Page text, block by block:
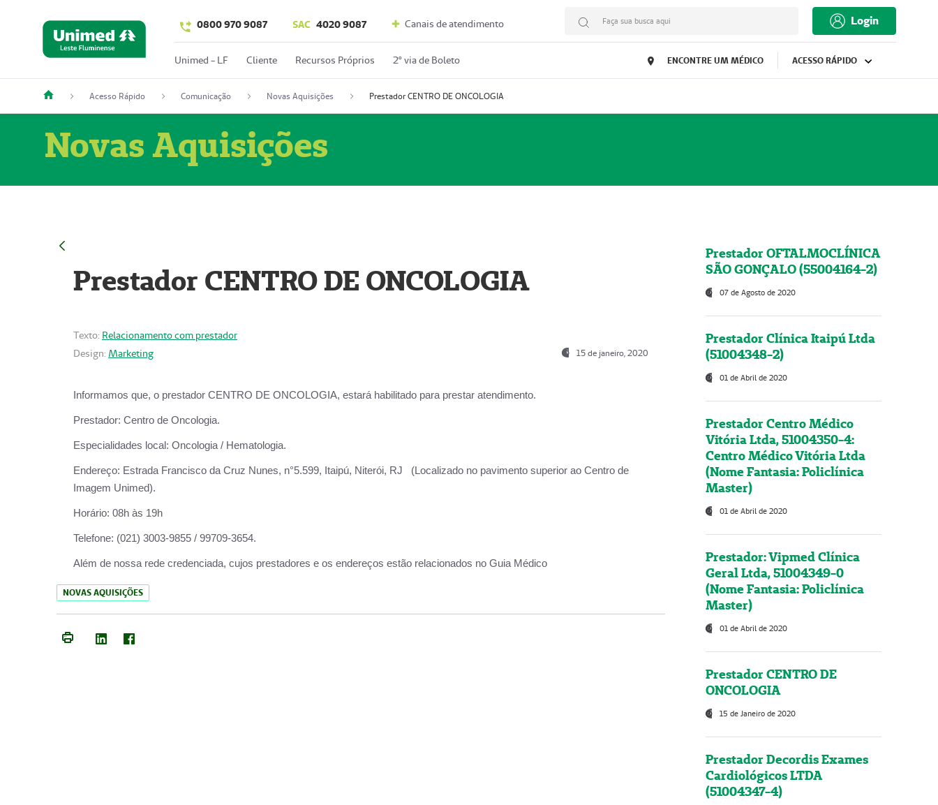
0800 970 9087 SAC 4020 9087 Canais de atendimento Faça sua busca aqui Login
Unimed - LF Cliente Recursos Próprios 2º via de Boleto ENCONTRE UM MÉDICO ACESSO RÁPIDO
Acesso Rápido Comunicação Novas Aquisições Prestador CENTRO DE ONCOLOGIA
Novas Aquisições
Prestador CENTRO DE ONCOLOGIA
Texto: Relacionamento com prestador
Design: Marketing 15 de janeiro, 2020
Informamos que, o prestador CENTRO DE ONCOLOGIA, estará habilitado para prestar atendimento.
Prestador: Centro de Oncologia.
Especialidades local: Oncologia / Hematologia.
Endereço: Estrada Francisco da Cruz Nunes, n°5.599, Itaipú, Niterói, RJ (Localizado no pavimento superior ao Centro de
Imagem Unimed).
Horário: 08h às 19h
Telefone: (021) 3003-9855 / 99709-3654.
Além de nossa rede credenciada, cujos prestadores e os endereços estão relacionados no Guia Médico
NOVAS AQUISIÇÕES
Prestador OFTALMOCLÍNICA
SÃO GONÇALO (55004164-2)
07 de Agosto de 2020
Prestador Clínica Itaipú Ltda
(51004348-2)
01 de Abril de 2020
Prestador Centro Médico
Vitória Ltda, 51004350-4:
Centro Médico Vitória Ltda
(Nome Fantasia: Policlínica
Master)
01 de Abril de 2020
Prestador: Vipmed Clínica
Geral Ltda, 51004349-0
(Nome Fantasia: Policlínica
Master)
01 de Abril de 2020
Prestador CENTRO DE
ONCOLOGIA
15 de Janeiro de 2020
Prestador Decordis Exames
Cardiológicos LTDA
(51004347-4)